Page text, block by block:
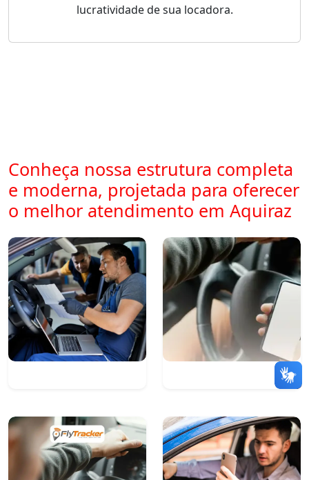
lucratividade de sua locadora.
Conheça nossa estrutura completa
e moderna, projetada para oferecer
o melhor atendimento em Aquiraz